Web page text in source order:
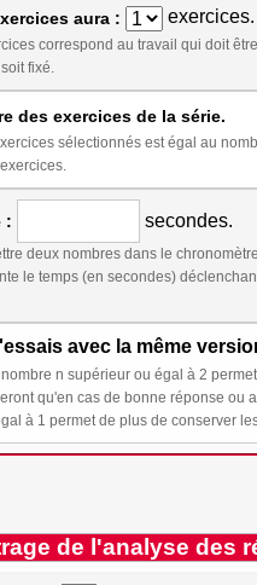
aura : exercices.
qui doit être fait avant l'obtention d'une note. Par défaut, l'ordre des exercices est
fixé.
des exercices de la série.
est égal au nombre d'exercices dans la série, il sera
: secondes.
deux nombres dans le
déclenchant la réduction du score. Le second, par défaut égal au
avec la même
à 2 permet d'éviter que les données aléatoires de la série d'exercices ne changent lors
de bonne réponse ou après n essais sur cette série. Pour une série
de l'analyse des